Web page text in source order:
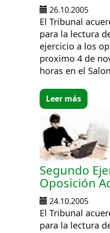
26.10.2005
El Tribunal
para la lectura
ejercicio a los
proximo 4 de
horas en el
Leer más
Segundo
Oposición
24.10.2005
El Tribunal
para la lectura